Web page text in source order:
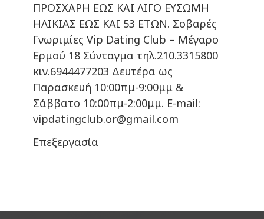
ΠΡΟΣΧΑΡΗ ΕΩΣ ΚΑΙ ΛΙΓΟ ΕΥΣΩΜΗ
ΗΛΙΚΙΑΣ ΕΩΣ ΚΑΙ 53 ΕΤΩΝ. Σοβαρές
Γνωριμίες Vip Dating Club – Μέγαρο
Ερμού 18 Σύνταγμα τηλ.210.3315800
κιν.6944477203 Δευτέρα ως
Παρασκευή 10:00πμ-9:00μμ &
Σάββατο 10:00πμ-2:00μμ. E-mail:
vipdatingclub.or@gmail.com
Επεξεργασία